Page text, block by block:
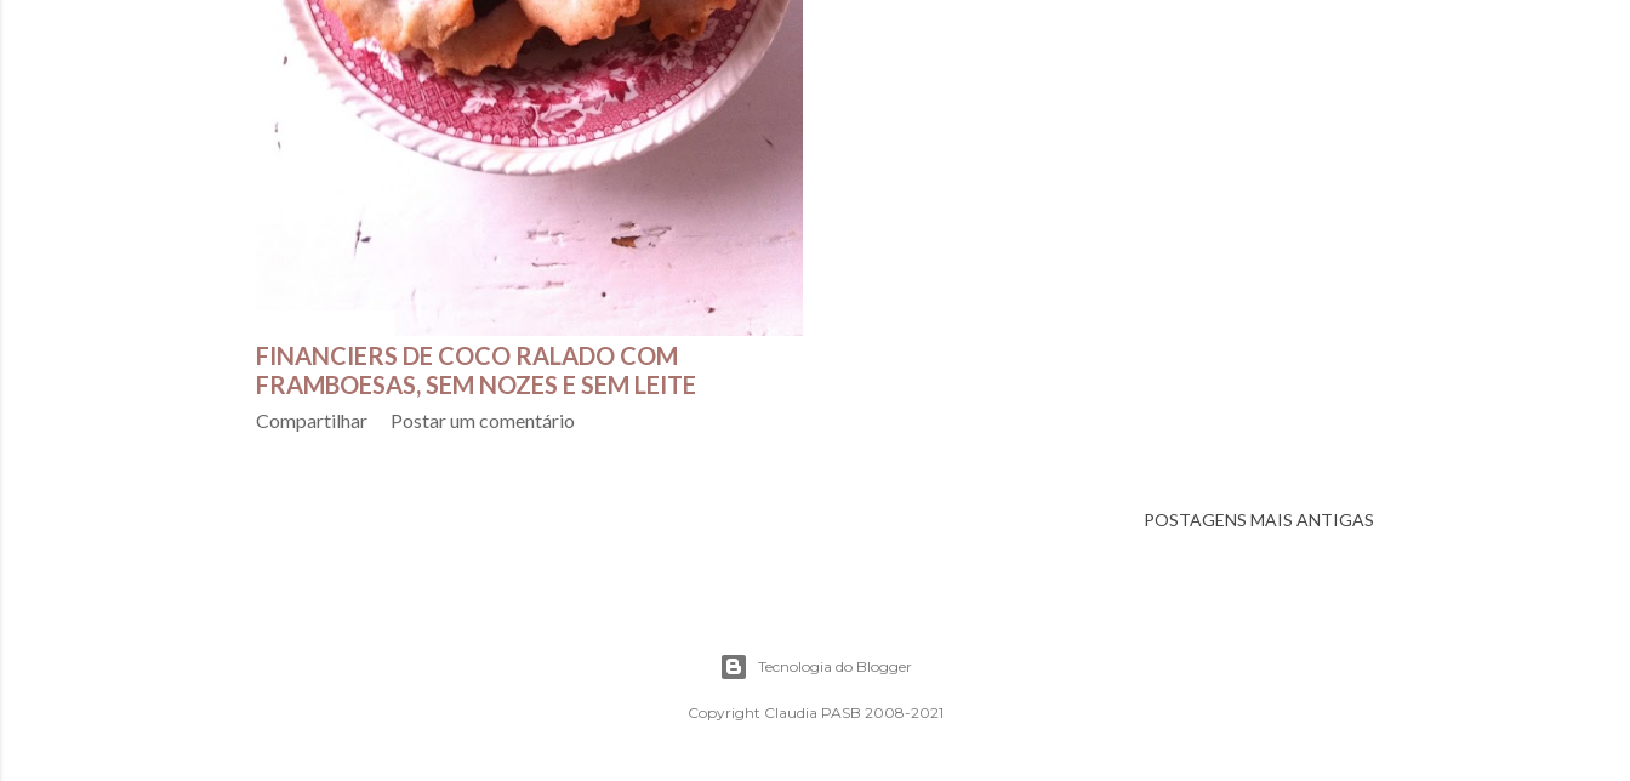
FINANCIERS DE COCO RALADO COM
FRAMBOESAS, SEM NOZES E SEM LEITE
Compartilhar Postar um comentário
POSTAGENS MAIS ANTIGAS
Tecnologia do Blogger
Copyright Claudia PASB 2008-2021